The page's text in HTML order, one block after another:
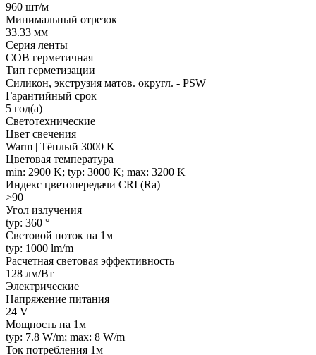
960 шт/м
Минимальный отрезок
33.33 мм
Серия ленты
COB герметичная
Тип герметизации
Силикон, экструзия матов. округл. - PSW
Гарантийный срок
5 год(а)
Светотехнические
Цвет свечения
Warm | Тёплый 3000 K
Цветовая температура
min: 2900 K; typ: 3000 K; max: 3200 K
Индекс цветопередачи CRI (Ra)
>90
Угол излучения
typ: 360 °
Световой поток на 1м
typ: 1000 lm/m
Расчетная световая эффективность
128 лм/Вт
Электрические
Напряжение питания
24 V
Мощность на 1м
typ: 7.8 W/m; max: 8 W/m
Ток потребления 1м